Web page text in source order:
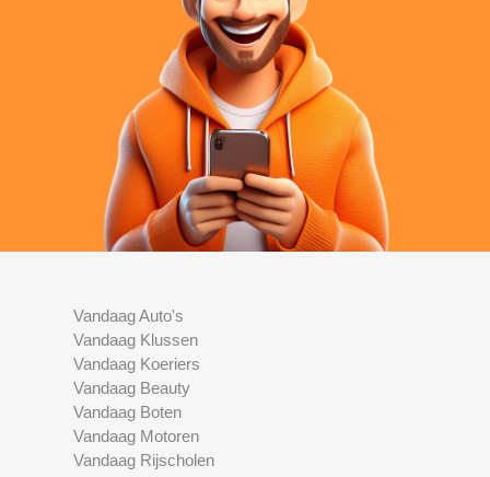
Vandaag Auto's
Vandaag Klussen
Vandaag Koeriers
Vandaag Beauty
Vandaag Boten
Vandaag Motoren
Vandaag Rijscholen